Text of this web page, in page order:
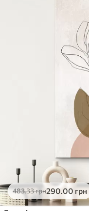
483.33грн290.00 грн